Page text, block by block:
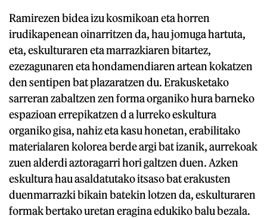
Ramirezen bidea izu kosmikoan eta horren
irudikapenean oinarritzen da, hau jomuga hartuta,
eta, eskulturaren eta marrazkiaren bitartez,
ezezagunaren eta hondamendiaren artean kokatzen
den sentipen bat plazaratzen du. Erakusketako
sarreran zabaltzen zen forma organiko hura barneko
espazioan errepikatzen d a lurreko eskultura
organiko gisa, nahiz eta kasu honetan, erabilitako
materialaren kolorea berde argi bat izanik, aurrekoak
zuen alderdi aztoragarri hori galtzen duen. Azken
eskultura hau asaldatutako itsaso bat erakusten
duenmarrazki bikain batekin lotzen da, eskulturaren
formak bertako uretan eragina edukiko balu bezala.